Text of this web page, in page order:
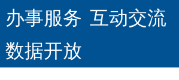
办事服务 互动交流
数据开放